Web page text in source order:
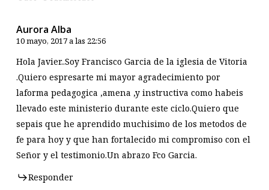
Aurora Alba
10 mayo, 2017 a las 22:56
Hola Javier..Soy Francisco Garcia de la iglesia de Vitoria
.Quiero espresarte mi mayor agradecimiento por
laforma pedagogica ,amena ,y instructiva como habeis
llevado este ministerio durante este ciclo.Quiero que
sepais que he aprendido muchisimo de los metodos de
fe para hoy y que han fortalecido mi compromiso con el
Señor y el testimonio.Un abrazo Fco Garcia.
Responder